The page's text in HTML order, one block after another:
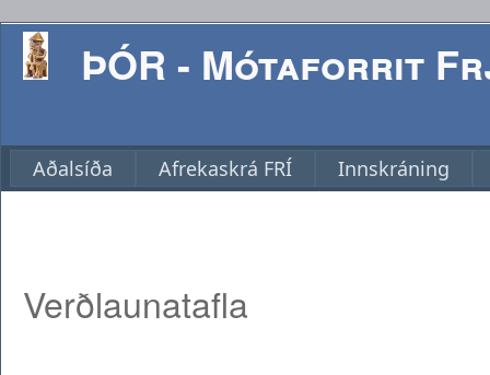
ÞÓR - Mótaforrit
Aðalsíða Afrekaskrá FRÍ Innskráning
Verðlaunatafla